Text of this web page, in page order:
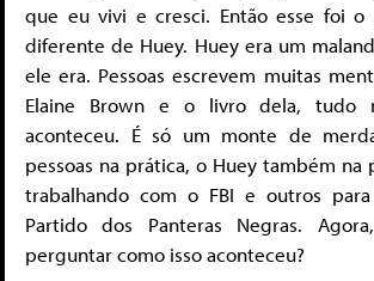
que eu vivi e cresci. Então esse foi o
diferente de Huey. Huey era um
ele era. Pessoas escrevem muitas
Elaine Brown e o livro dela, tudo
aconteceu. É só um monte de
pessoas na prática, o Huey também na
trabalhando com o FBI e outros
Partido dos Panteras Negras.
perguntar como isso aconteceu?